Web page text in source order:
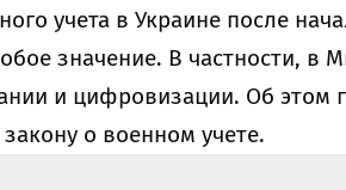
учета в Украине после
значение. В частности, в
и цифровизации. Об этом
о военном учете.